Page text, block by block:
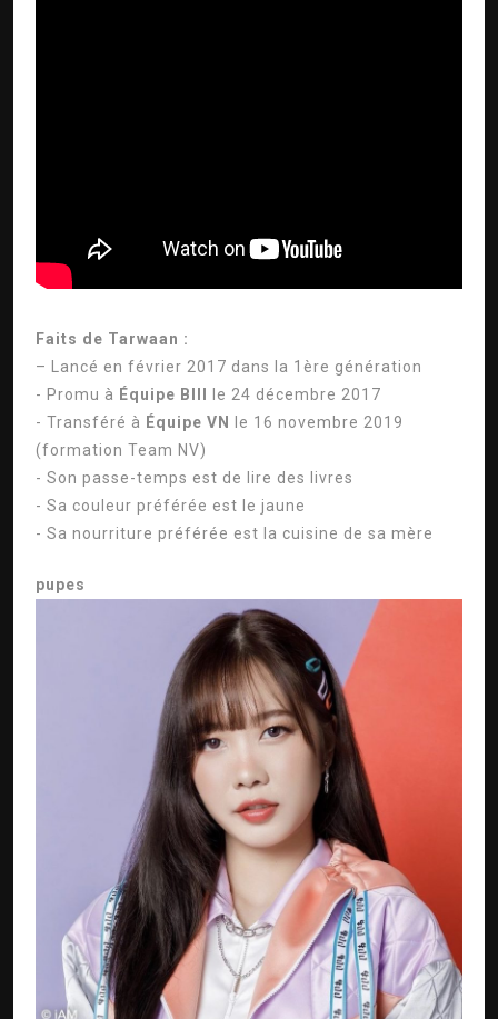
Faits de Tarwaan :
– Lancé en février 2017 dans la 1ère génération
- Promu à Équipe BIII
le 24 décembre 2017
- Transféré à Équipe VN
le 16 novembre 2019
(formation Team NV)
- Son passe-temps est de lire des livres
- Sa couleur préférée est le jaune
- Sa nourriture préférée est la cuisine de sa mère
pupes